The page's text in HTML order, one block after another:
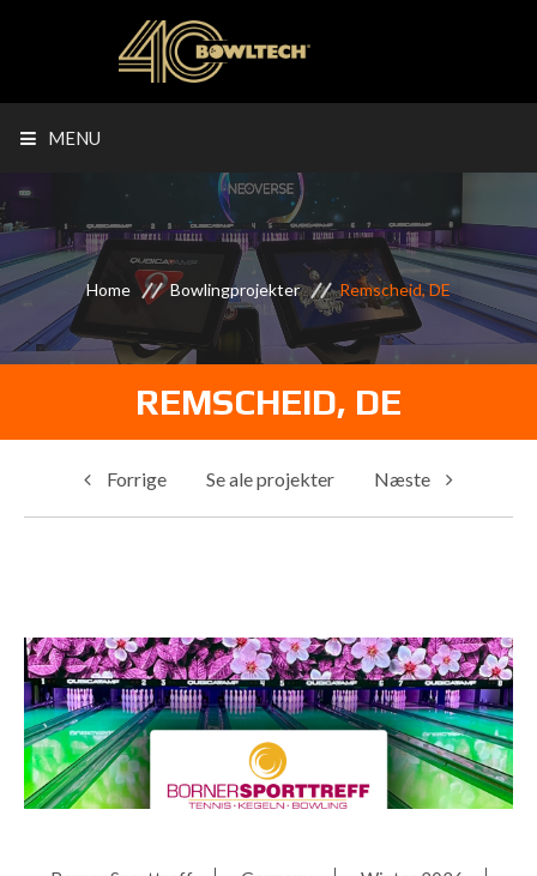
MENU
Home Bowlingprojekter Remscheid, DE
REMSCHEID, DE
Forrige Se ale projekter Næste